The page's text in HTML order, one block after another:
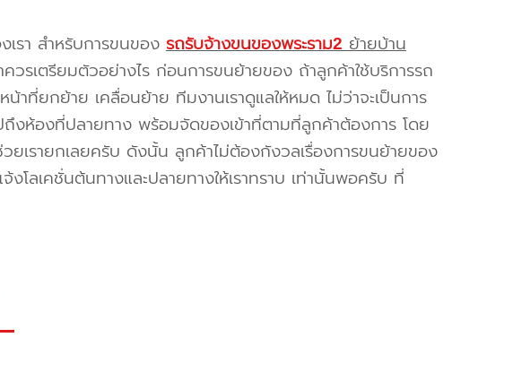
เรา สำหรับการขนของ รถรับจ้างขนของพระราม2ย้ายบ้าน
ควรเตรียมตัวอย่างไร ก่อนการขนย้ายของ ถ้าลูกค้าใช้บริการรถ
าที่ยกย้าย เคลื่อนย้าย ทีมงานเราดูแลให้หมด ไม่ว่าจะเป็นการ
งห้องที่ปลายทาง พร้อมจัดของเข้าที่ตามที่ลูกค้าต้องการ โดย
เรายกเลยครับ ดังนั้น ลูกค้าไม่ต้องกังวลเรื่องการขนย้ายของ
โลเคชั่นต้นทางและปลายทางให้เราทราบ เท่านั้นพอครับ ที่